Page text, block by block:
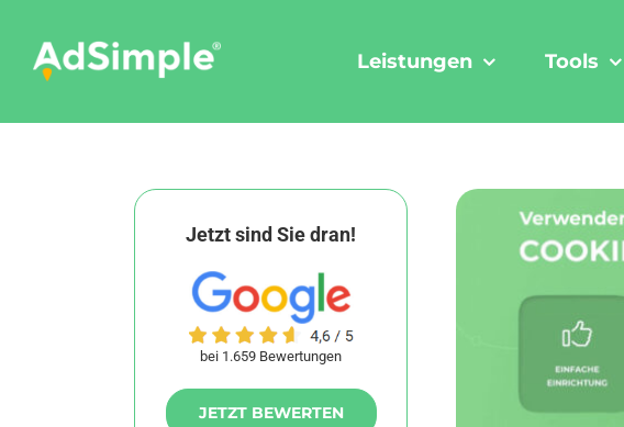
content
Leistungen Tools
Jetzt sind Sie dran!
bei 1.659 Bewertungen
JETZT BEWERTEN